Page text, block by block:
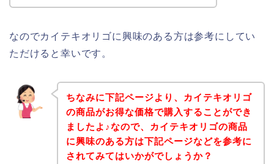
なのでカイテキオリゴに興味のある方は参考にしてい
ただけると幸いです。
ちなみに下記ページより、カイテキオリゴ
の商品がお得な価格で購入することができ
ましたよ♪なので、カイテキオリゴの商品
に興味のある方は下記ページなどを参考に
されてみてはいかがでしょうか？